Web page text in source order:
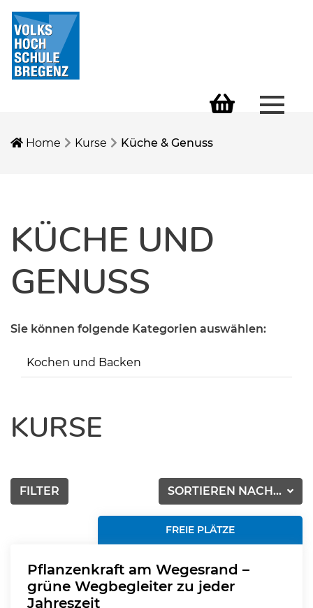
Home Kurse Küche & Genuss
KÜCHE UND
GENUSS
Sie können folgende Kategorien auswählen:
Kochen und Backen
KURSE
SORTIEREN NACH...
FILTER
FREIE PLÄTZE
Pflanzenkraft am Wegesrand –
grüne Wegbegleiter zu jeder
Jahreszeit